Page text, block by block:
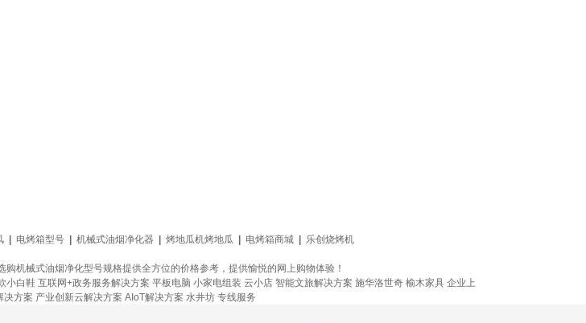
电烤箱型号 机械式油烟净化器 烤地瓜机烤地瓜 电烤箱商城
乐创烧烤机
机械式油烟净化型号规格提供全方位的价格参考，提供愉悦的网上购物体验！
小白鞋 互联网+政务服务解决方案 平板电脑 小家电组装 云小店 智能文旅解决方案 施华洛世奇 榆木家具 企业上
决方案 产业创新云解决方案 AIoT解决方案 水井坊 专线服务